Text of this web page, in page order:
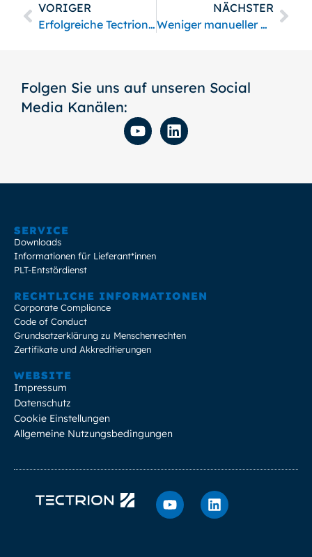
VORIGER
Erfolgreiche Tectrion Hausmesse 2025: Industriekompetenz hautnah erlebt
NÄCHSTER
Weniger manueller Aufwand, mehr Effizienz: TECTRION bei der Innovation Challenge des Rhein-Kreis Neuss
Folgen Sie uns auf unseren Social
Media Kanälen:
SERVICE
Downloads
Informationen für Lieferant*innen
PLT-Entstördienst
RECHTLICHE INFORMATIONEN
Corporate Compliance
Code of Conduct
Grundsatzerklärung zu Menschenrechten
Zertifikate und Akkreditierungen
WEBSITE
Impressum
Datenschutz
Cookie Einstellungen
Allgemeine Nutzungsbedingungen